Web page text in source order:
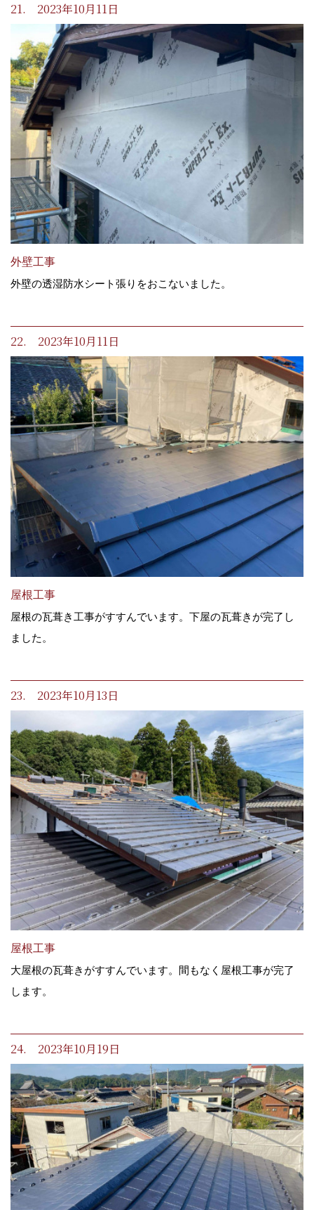
21. 2023年10月11日
外壁工事
外壁の透湿防水シート張りをおこないました。
22. 2023年10月11日
屋根工事
屋根の瓦葺き工事がすすんでいます。下屋の瓦葺きが完了し
ました。
23. 2023年10月13日
屋根工事
大屋根の瓦葺きがすすんでいます。間もなく屋根工事が完了
します。
24. 2023年10月19日